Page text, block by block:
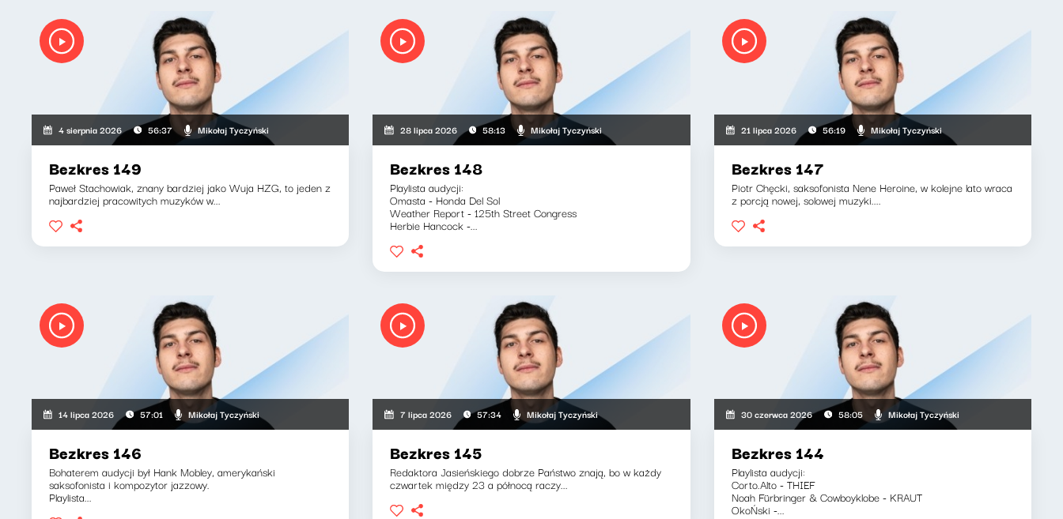
4 sierpnia 2026 56:37 Mikołaj Tyczyński
Bezkres 149
Paweł Stachowiak, znany bardziej jako Wuja HZG, to jeden z
najbardziej pracowitych muzyków w...
28 lipca 2026 58:13 Mikołaj Tyczyński
Bezkres 148
Playlista audycji:
Omasta - Honda Del Sol
Weather Report - 125th Street Congress
Herbie Hancock -...
21 lipca 2026 56:19 Mikołaj Tyczyński
Bezkres 147
Piotr Chęcki, saksofonista Nene Heroine, w kolejne lato wraca
z porcją nowej, solowej muzyki....
14 lipca 2026 57:01 Mikołaj Tyczyński
Bezkres 146
Bohaterem audycji był Hank Mobley, amerykański
saksofonista i kompozytor jazzowy.
Playlista...
7 lipca 2026 57:34 Mikołaj Tyczyński
Bezkres 145
Redaktora Jasieńskiego dobrze Państwo znają, bo w każdy
czwartek między 23 a północą raczy...
30 czerwca 2026 58:05 Mikołaj Tyczyński
Bezkres 144
Playlista audycji:
Corto.Alto - THIEF
Noah Fürbringer & Cowboyklobe - KRAUT
OkoŃski -...